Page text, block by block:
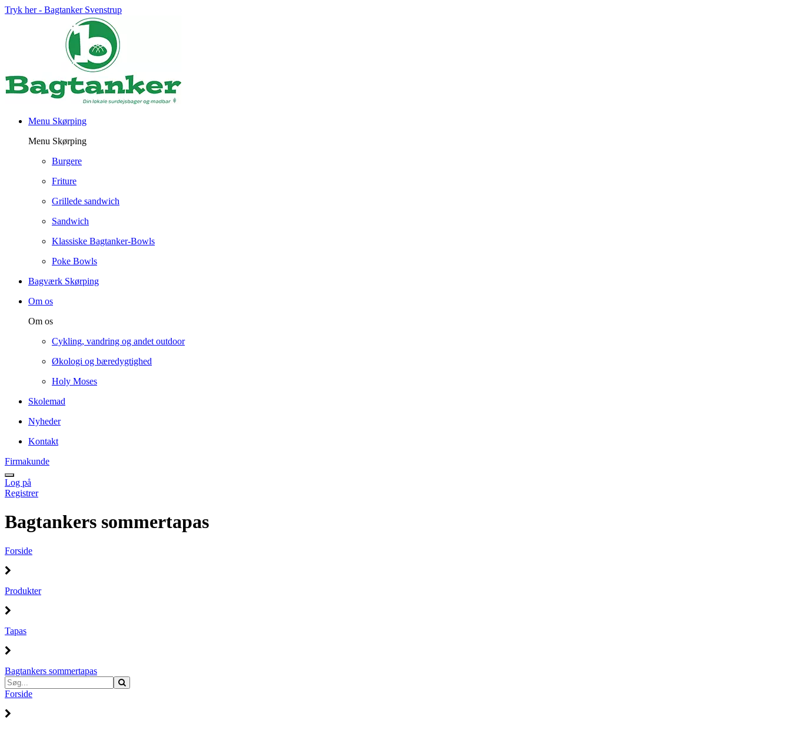
Tryk her - Bagtanker Svenstrup
Menu Skørping
Menu Skørping
Burgere
Friture
Grillede sandwich
Sandwich
Klassiske Bagtanker-Bowls
Poke Bowls
Bagværk Skørping
Om os
Om os
Cykling, vandring og andet outdoor
Økologi og bæredygtighed
Holy Moses
Skolemad
Nyheder
Kontakt
Firmakunde
Log på
Registrer
Bagtankers sommertapas
Forside
Produkter
Tapas
Bagtankers sommertapas
Forside